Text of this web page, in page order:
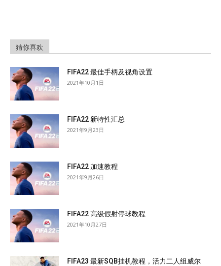
猜你喜欢
FIFA22 最佳手柄及视角设置
2021年10月1日
FIFA22 新特性汇总
2021年9月23日
FIFA22 加速教程
2021年9月26日
FIFA22 高级假射停球教程
2021年10月27日
FIFA23 最新SQB挂机教程，活力二人组威尔